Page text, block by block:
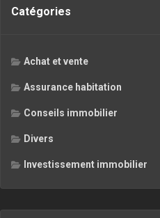
Catégories
Achat et vente
Assurance habitation
Conseils immobilier
Divers
Investissement immobilier